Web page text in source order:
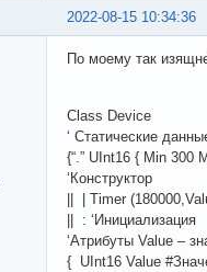
2022-08-15 10:34:36
По моему так
Class Device
‘ Статические
{“.” UInt16 { Min 300
‘Конструктор
|| | Timer
|| : ‘Инициализация
‘Атрибуты Value –
{ UInt16 Value